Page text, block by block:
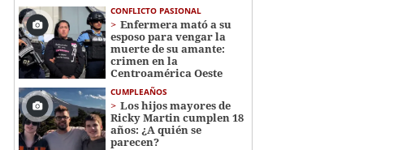
CONFLICTO PASIONAL
Enfermera mató a su
esposo para vengar la
muerte de su amante:
crimen en la
Centroamérica Oeste
CUMPLEAÑOS
Los hijos mayores de
Ricky Martin cumplen 18
años: ¿A quién se
parecen?